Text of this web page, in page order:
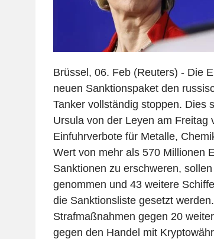
Brüssel, 06. Feb (Reuters) - Die
neuen Sanktionspaket den
Tanker vollständig stoppen. Dies
Ursula von der Leyen am Freitag
Einfuhrverbote für Metalle,
Wert von mehr als 570 Millionen
Sanktionen zu erschweren,
genommen und 43 weitere
die Sanktionsliste gesetzt
Strafmaßnahmen gegen 20
gegen den Handel mit